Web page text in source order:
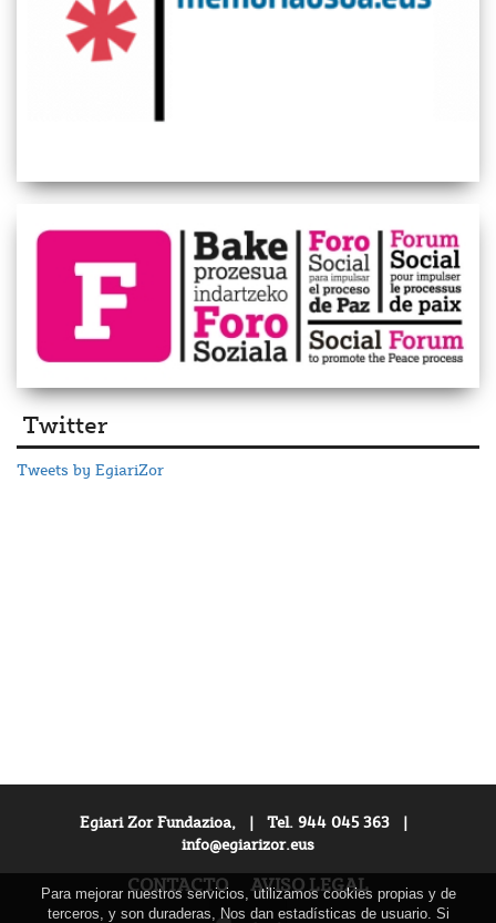
Twitter
Tweets by EgiariZor
Egiari Zor Fundazioa, | Tel. 944 045 363 |
info@egiarizor.eus
CONTACTO AVISO LEGAL
Para mejorar nuestros servicios, utilizamos cookies propias y de
terceros, y son duraderas, Nos dan estadísticas de usuario. Si